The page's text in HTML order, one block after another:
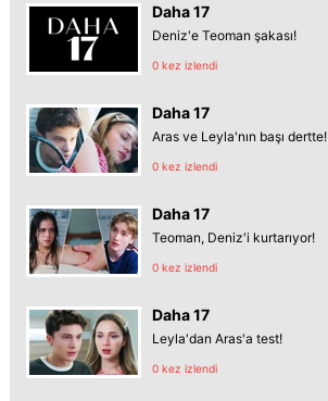
Daha 17
Deniz'e Teoman şakası!
0 kez izlendi
Daha 17
Aras ve Leyla'nın başı dertte!
0 kez izlendi
Daha 17
Teoman, Deniz'i kurtarıyor!
0 kez izlendi
Daha 17
Leyla'dan Aras'a test!
0 kez izlendi